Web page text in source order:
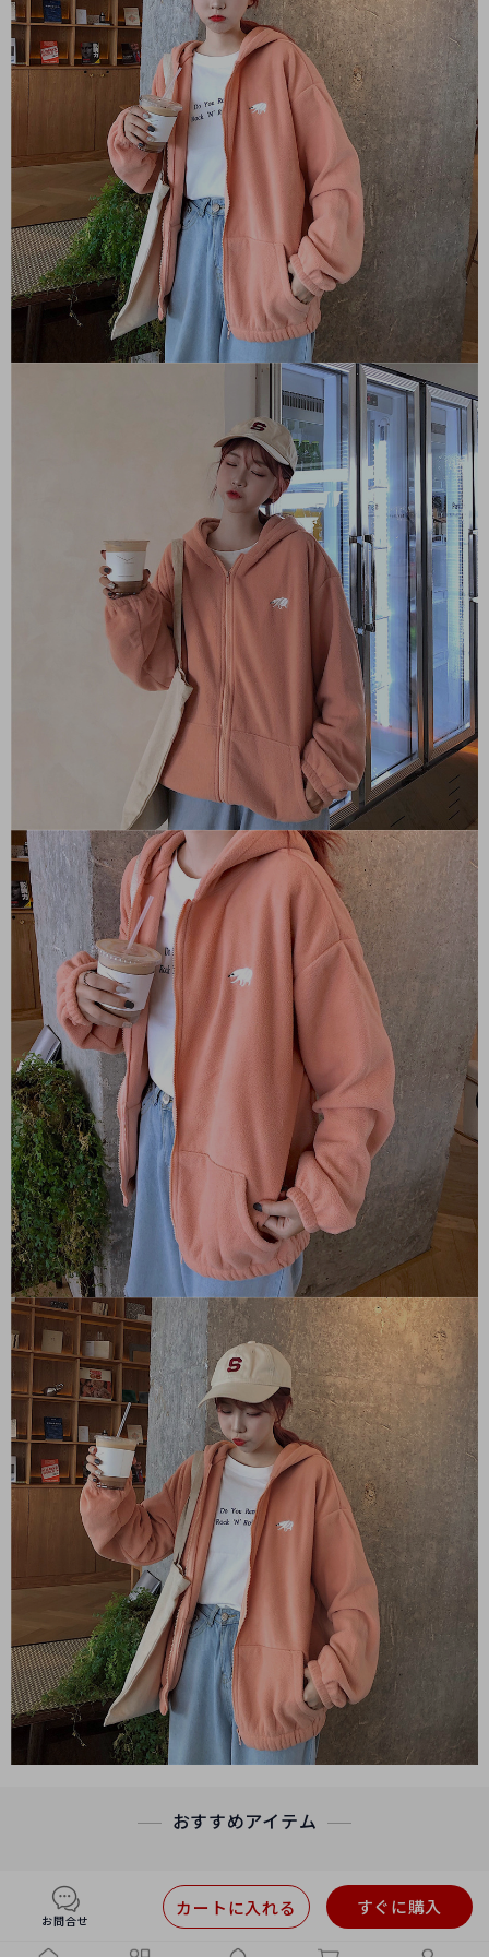
おすすめアイテム
お問合せ
すぐに購入
カートに入れる